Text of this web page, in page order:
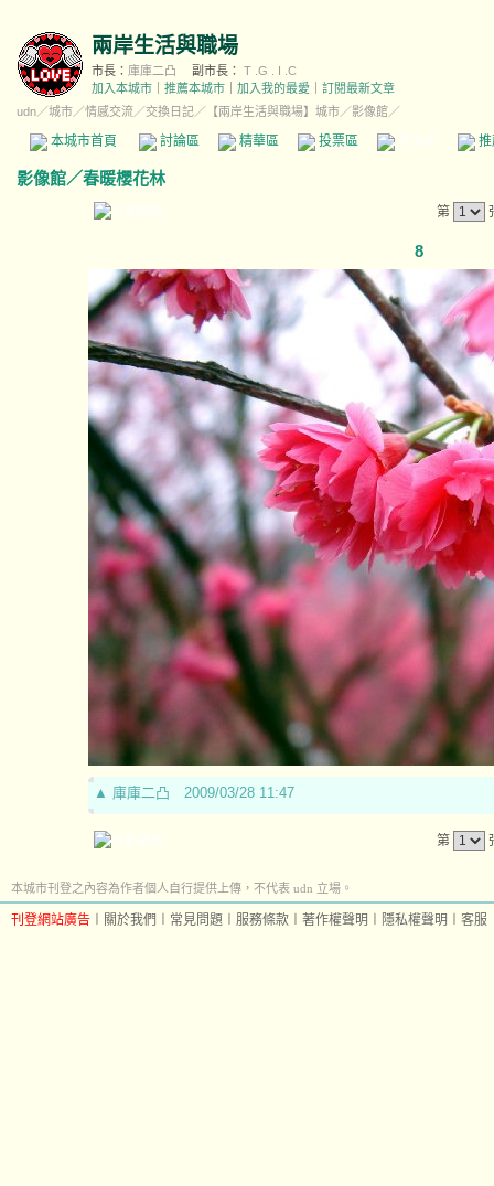
兩岸生活與職場
市長： 庫庫二凸 副市長： T .G . I .C
加入本城市
推薦本城市 加入我的最愛
訂閱最新文章
udn／城市／情感交流／交換日記／ 【兩岸生活與職場】城市／影像館／
本城市首頁 討論區 精華區 投票區 影像館
影像館／春暖櫻花林
第
8
▲ 庫庫二凸 2009/03/28 11:47
第
本城市刊登之內容為作者個人自行提供上傳，不代表 udn 立場。
刊登網站廣告 關於我們 常見問題 服務條款 著作權聲明 隱私權聲明 客服